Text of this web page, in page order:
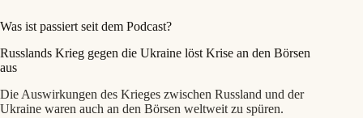
Was ist passiert seit dem Podcast?
Russlands Krieg gegen die Ukraine löst Krise an den Börsen
aus
Die Auswirkungen des Krieges zwischen Russland und der
Ukraine waren auch an den Börsen weltweit zu spüren.